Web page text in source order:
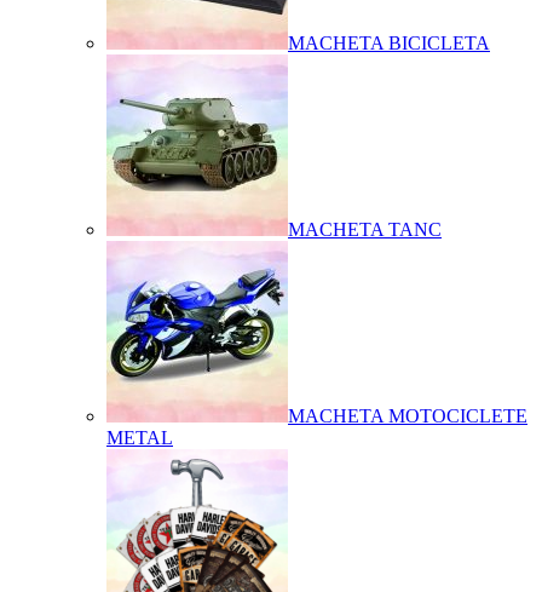
MACHETA BICICLETA
MACHETA TANC
MACHETA MOTOCICLETE
METAL